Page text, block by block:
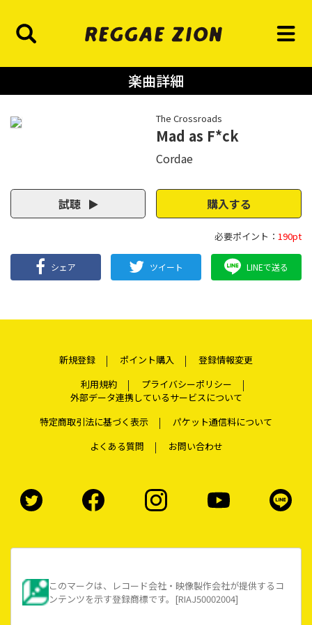
楽曲詳細
The Crossroads
Mad as F*ck
Cordae
試聴 購入する
必要ポイント： 190pt
シェア ツイート LINEで送る
新規登録 ポイント購入
登録情報変更
利用規約
プライバシーポリシー
外部データ連携しているサービスについて
特定商取引法に基づく表示
パケット通信料について
よくある質問
お問い合わせ
このマークは、レコード会社・映像製作会社が提供するコ
ンテンツを示す登録商標です。[RIAJ50002004]